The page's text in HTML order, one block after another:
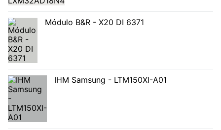
Módulo B&R - X20 DI 6371
IHM Samsung - LTM150XI-A01